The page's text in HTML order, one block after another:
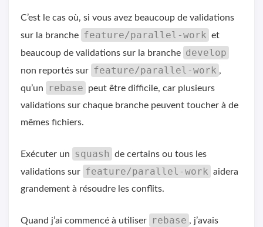
C’est le cas où, si vous avez beaucoup de validations
sur la branche feature/parallel-work et
beaucoup de validations sur la branche develop
non reportés sur feature/parallel-work ,
qu’un
rebase
peut être difficile, car plusieurs
validations sur chaque branche peuvent toucher à de
mêmes fichiers.
Exécuter un squash
de certains ou tous les
validations sur feature/parallel-work aidera
grandement à résoudre les conflits.
Quand j’ai commencé à utiliser rebase , j’avais